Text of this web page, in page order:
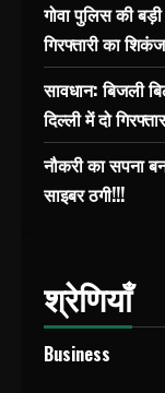
गोवा पुलिस की
गिरफ्तारी का
सावधान: बिजली
दिल्ली में दो
नौकरी का सपना
साइबर ठगी!!!
श्रेणियाँ
Business